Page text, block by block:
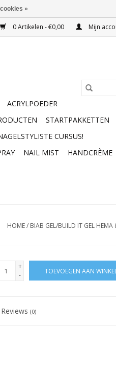
0 Artikelen - €0,00 Mijn
ACRYLPOEDER
STARTPAKKETTEN
CURSUS!
NAIL MIST HANDCRÈME
HOME/ BIAB GEL/BUILD IT GEL HEMA
+
-
TOEVOEGEN AAN
Reviews(0)
»